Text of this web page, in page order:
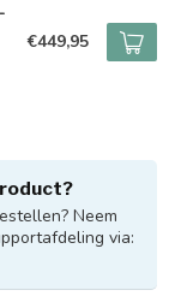
€449,95
Neem
via: